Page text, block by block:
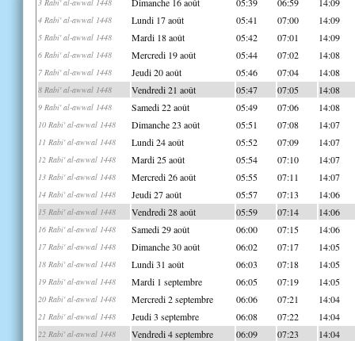
3 Rabi' al-awwal 1448
4 Rabi' al-awwal 1448 Lundi 17 août 05:41 07:00 14:09
5 Rabi' al-awwal 1448 Mardi 18 août 05:42 07:01 14:09
6 Rabi' al-awwal 1448 Mercredi 19 août 05:44 07:02 14:08
7 Rabi' al-awwal 1448 Jeudi 20 août 05:46 07:04 14:08
8 Rabi' al-awwal 1448 Vendredi 21 août 05:47 07:05 14:08
9 Rabi' al-awwal 1448 Samedi 22 août 05:49 07:06 14:08
10 Rabi' al-awwal 1448 Dimanche 23 août 05:51 07:08 14:07
11 Rabi' al-awwal 1448 Lundi 24 août 05:52 07:09 14:07
12 Rabi' al-awwal 1448 Mardi 25 août 05:54 07:10 14:07
13 Rabi' al-awwal 1448 Mercredi 26 août 05:55 07:11 14:07
14 Rabi' al-awwal 1448 Jeudi 27 août 05:57 07:13 14:06
15 Rabi' al-awwal 1448 Vendredi 28 août 05:59 07:14 14:06
16 Rabi' al-awwal 1448 Samedi 29 août 06:00 07:15 14:06
17 Rabi' al-awwal 1448 Dimanche 30 août 06:02 07:17 14:05
18 Rabi' al-awwal 1448 Lundi 31 août 06:03 07:18 14:05
19 Rabi' al-awwal 1448 Mardi 1 septembre 06:05 07:19 14:05
20 Rabi' al-awwal 1448 Mercredi 2 septembre 06:06 07:21 14:04
21 Rabi' al-awwal 1448 Jeudi 3 septembre 06:08 07:22 14:04
22 Rabi' al-awwal 1448 Vendredi 4 septembre 06:09 07:23 14:04